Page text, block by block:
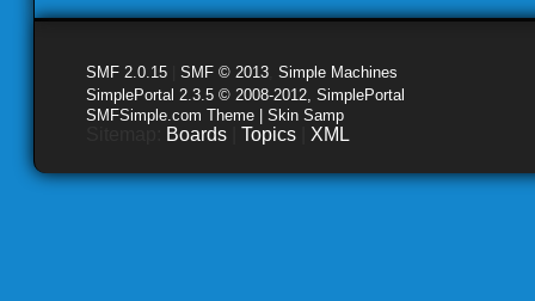
SMF 2.0.15 SMF © 2013 Simple Machines
SimplePortal 2.3.5 © 2008-2012, SimplePortal
SMFSimple.com Theme | Skin Samp
Boards Topics XML